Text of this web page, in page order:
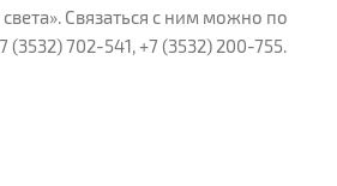
Связаться с ним можно по
702-541, +7 (3532) 200-755.